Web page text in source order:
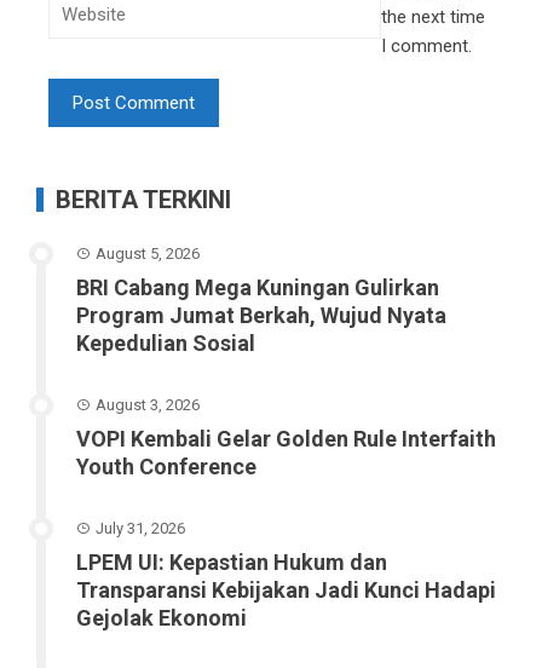
the next time
I comment.
BERITA TERKINI
August 5, 2026
BRI Cabang Mega Kuningan Gulirkan
Program Jumat Berkah, Wujud Nyata
Kepedulian Sosial
August 3, 2026
VOPI Kembali Gelar Golden Rule Interfaith
Youth Conference
July 31, 2026
LPEM UI: Kepastian Hukum dan
Transparansi Kebijakan Jadi Kunci Hadapi
Gejolak Ekonomi